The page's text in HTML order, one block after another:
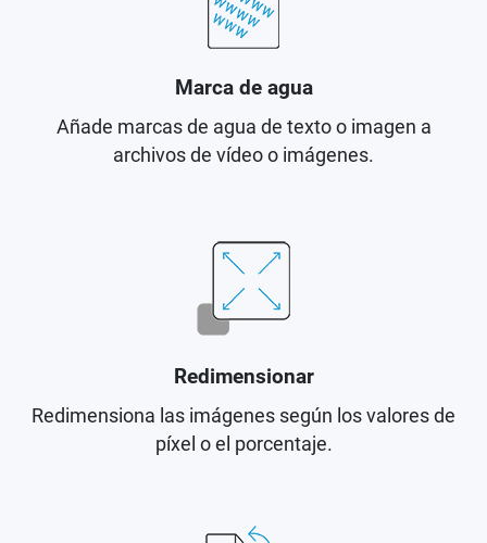
Marca de agua
Añade marcas de agua de texto o imagen a
archivos de vídeo o imágenes.
Redimensionar
Redimensiona las imágenes según los valores de
píxel o el porcentaje.